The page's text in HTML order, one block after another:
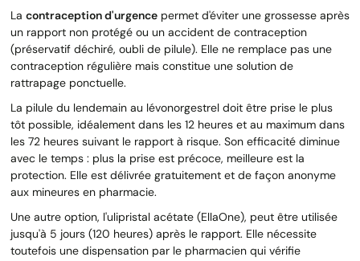
La contraception d'urgence permet d'éviter une grossesse après
un rapport non protégé ou un accident de contraception
(préservatif déchiré, oubli de pilule). Elle ne remplace pas une
contraception régulière mais constitue une solution de
rattrapage ponctuelle.
La pilule du lendemain au lévonorgestrel doit être prise le plus
tôt possible, idéalement dans les 12 heures et au maximum dans
les 72 heures suivant le rapport à risque. Son efficacité diminue
avec le temps : plus la prise est précoce, meilleure est la
protection. Elle est délivrée gratuitement et de façon anonyme
aux mineures en pharmacie.
Une autre option, l'ulipristal acétate (EllaOne), peut être utilisée
jusqu'à 5 jours (120 heures) après le rapport. Elle nécessite
toutefois une dispensation par le pharmacien qui vérifie